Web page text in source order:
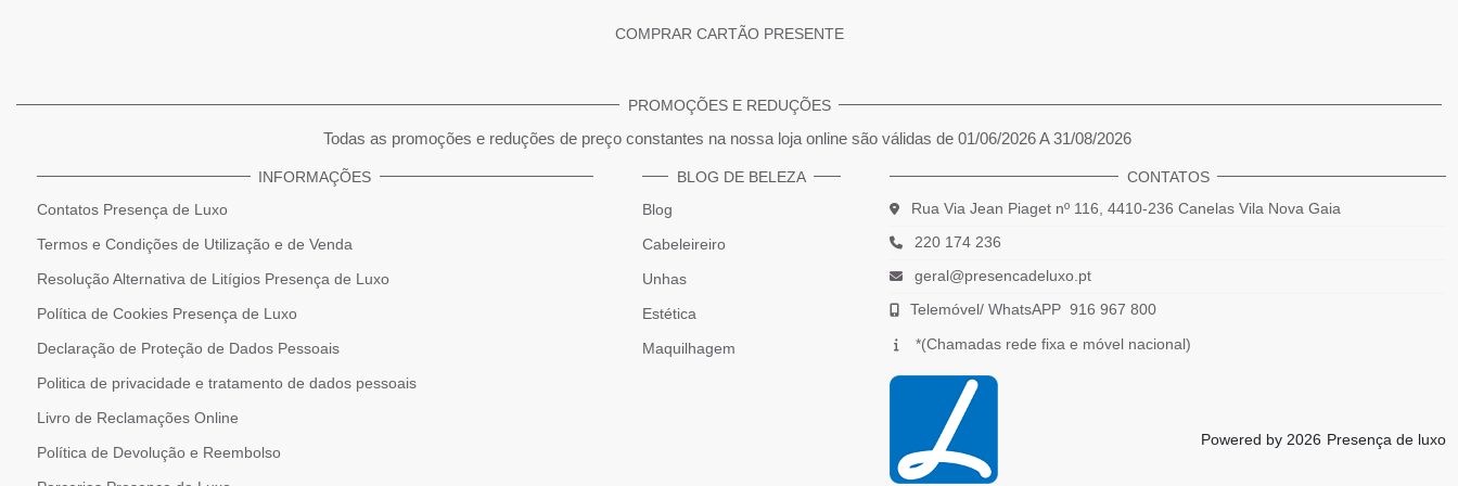
COMPRAR CARTÃO PRESENTE
PROMOÇÕES E REDUÇÕES
Todas as promoções e reduções de preço constantes na nossa loja online são válidas de 01/06/2026 A 31/08/2026
INFORMAÇÕES
Contatos Presença de Luxo
Termos e Condições de Utilização e de Venda
Resolução Alternativa de Litígios Presença de Luxo
Política de Cookies Presença de Luxo
Declaração de Proteção de Dados Pessoais
Politica de privacidade e tratamento de dados pessoais
Livro de Reclamações Online
Política de Devolução e Reembolso
BLOG DE BELEZA
Blog
Cabeleireiro
Unhas
Estética
Maquilhagem
CONTATOS
Rua Via Jean Piaget nº 116, 4410-236 Canelas Vila Nova Gaia
220 174 236
geral@presencadeluxo.pt
Telemóvel/ WhatsAPP 916 967 800
*(Chamadas rede fixa e móvel nacional)
Powered by 2026 Presença de luxo